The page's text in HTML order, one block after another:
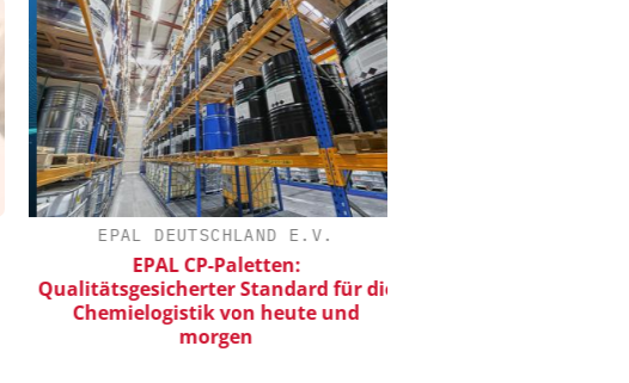
EPAL DEUTSCHLAND E.V.
EPAL CP-Paletten:
Qualitätsgesicherter Standard für die
Chemielogistik von heute und
morgen